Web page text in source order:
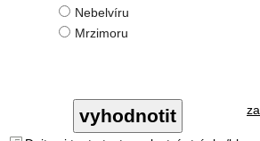
Nebelvíru
Mrzimoru